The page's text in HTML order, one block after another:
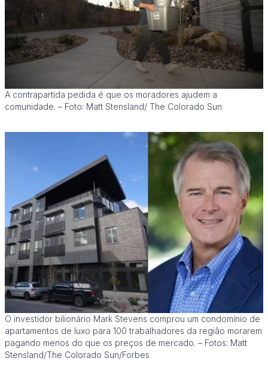
A contrapartida pedida é que os moradores ajudem a
comunidade. – Foto: Matt Stensland/ The Colorado Sun
O investidor bilionário Mark Stevens comprou um condomínio de
apartamentos de luxo para 100 trabalhadores da região morarem
pagando menos do que os preços de mercado. – Fotos: Matt
Stensland/The Colorado Sun/Forbes